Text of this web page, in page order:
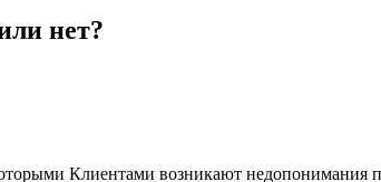
нет?
Клиентами возникают недопонимания